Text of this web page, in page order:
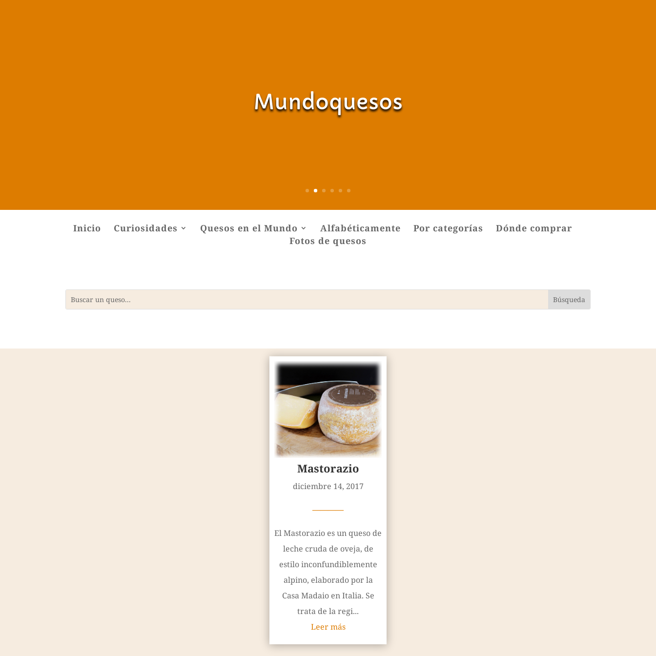
Mundoquesos
Inicio Curiosidades Quesos en el Mundo Alfabéticamente Por categorías
Dónde comprar
Fotos de quesos
Mastorazio
diciembre 14, 2017
————
El Mastorazio es un queso de
leche cruda de oveja, de
estilo inconfundiblemente
alpino, elaborado por la
Casa Madaio en Italia. Se
trata de la regi...
Leer más